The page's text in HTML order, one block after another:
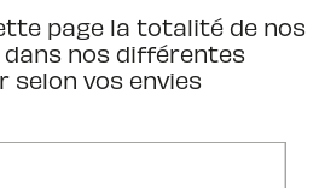
page la totalité de nos
nos différentes
vos envies